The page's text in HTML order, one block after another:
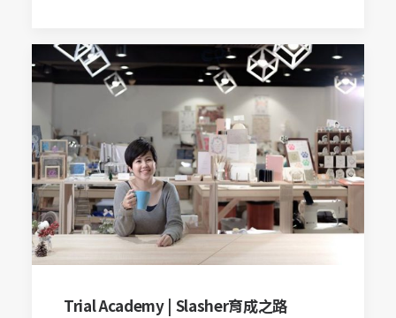
Trial Academy | Slasher育成之路